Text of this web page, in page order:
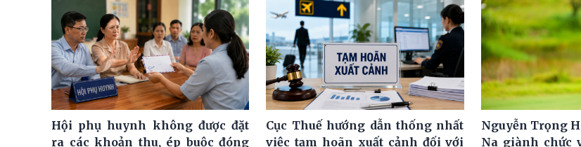
Hội phụ huynh không được đặt
ra các khoản thu, ép buộc đóng
Cục Thuế hướng dẫn thống nhất
việc tạm hoãn xuất cảnh đối với
Nguyễn Trọng
Na giành chức